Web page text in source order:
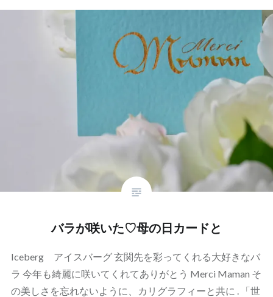
バラが咲いた♡母の日カードと
Iceberg アイスバーグ 玄関先を彩ってくれる大好きなバ
ラ 今年も綺麗に咲いてくれてありがとう Merci Maman そ
の美しさを忘れないように、カリグラフィーと共に . 「世